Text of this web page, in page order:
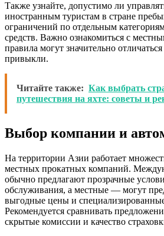
Также узнайте, допустимо ли
иностранным туристам в стране
ограничений по отдельным
средств. Важно ознакомиться с
правила могут значительно
привыкли.
Читайте также: Как выбрать
путешествия на яхте: советы и
Выбор компании и
На территории Азии работает
местных прокатных компаний.
обычно предлагают прозрачные
обслуживания, а местные — могут
выгодные цены и
Рекомендуется сравнивать
скрытые комиссии и качество